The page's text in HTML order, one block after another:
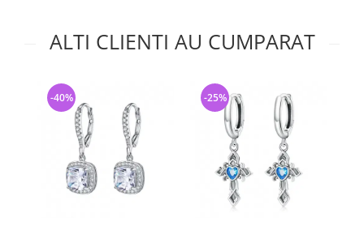
ALTI CLIENTI AU CUMPARAT
-40% -25%